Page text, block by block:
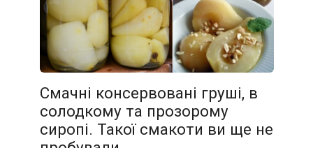
Смачні консервовані груші, в
солодкому та прозорому
сиропі. Такої смакоти ви ще не